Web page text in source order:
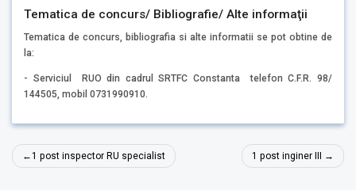
Tematica de concurs/ Bibliografie/ Alte informaţii
Tematica de concurs, bibliografia si alte informatii se pot obtine de
la:
- Serviciul RUO din cadrul SRTFC Constanta telefon C.F.R. 98/
144505, mobil 0731990910.
Navigare
în
1 post inspector RU specialist 1 post inginer III